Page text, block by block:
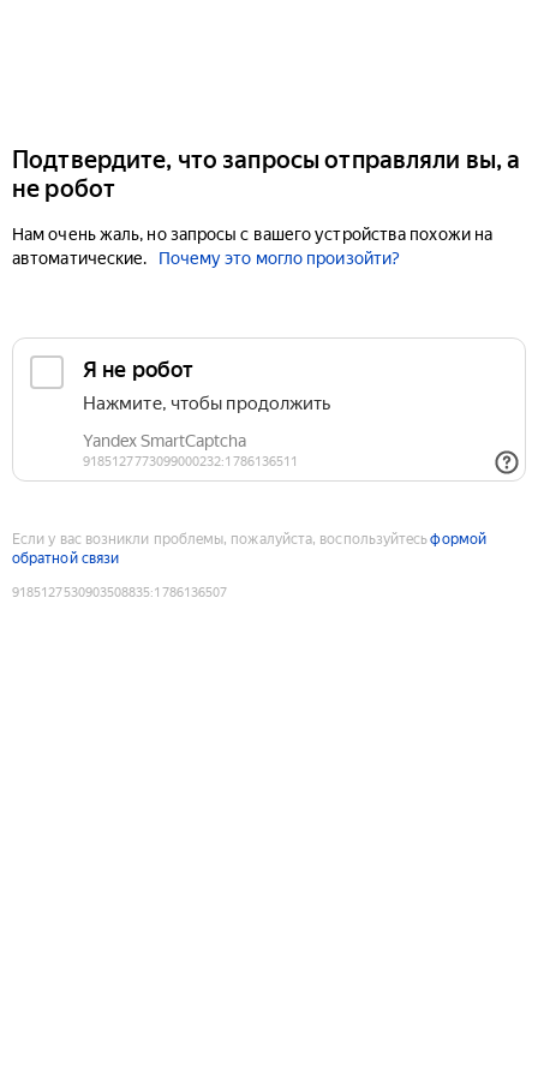
Подтвердите, что запросы отправляли вы, а
не робот
Нам очень жаль, но запросы с вашего устройства похожи на
автоматические.
Почему это могло произойти?
Если у вас возникли проблемы, пожалуйста, воспользуйтесьформой
обратной связи
9185127530903508835:1786136507